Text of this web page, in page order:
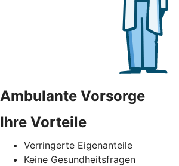
Ambulante Vorsorge
Ihre Vorteile
Verringerte Eigenanteile
Keine Gesundheitsfragen